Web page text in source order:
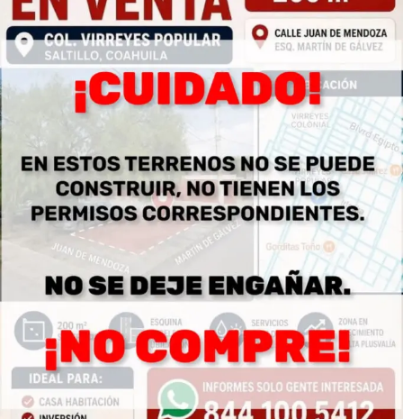
ADVERTISEMENT
Asimismo, este miércoles y como parte de esta jornada
integral, personal municipal reforzó las labores de
limpieza profunda a través de la Barredora Mecánica,
con la que se atendió importantes vialidades como el
periférico Luis Echeverría Álvarez, así como los
bulevares Fundadores, Emilio Arizpe de la Maza y
Nazario S. Ortiz Garza, entre otros sitios estratégicos de
Saltillo.